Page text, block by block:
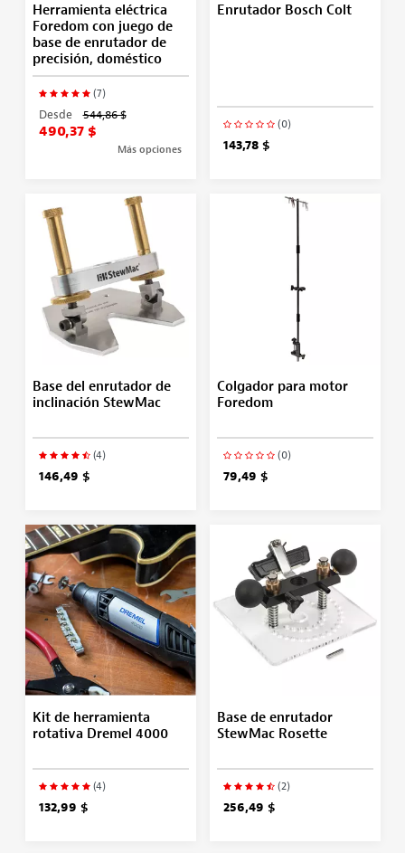
Herramienta eléctrica
Foredom con juego de
base de enrutador de
precisión, doméstico
(7)
Desde 544,86 $
490,37 $
Más opciones
Enrutador Bosch Colt
(0)
143,78 $
Base del enrutador de
inclinación StewMac
(4)
146,49 $
Colgador para motor
Foredom
(0)
79,49 $
Kit de herramienta
rotativa Dremel 4000
(4)
132,99 $
Base de enrutador
StewMac Rosette
(2)
256,49 $